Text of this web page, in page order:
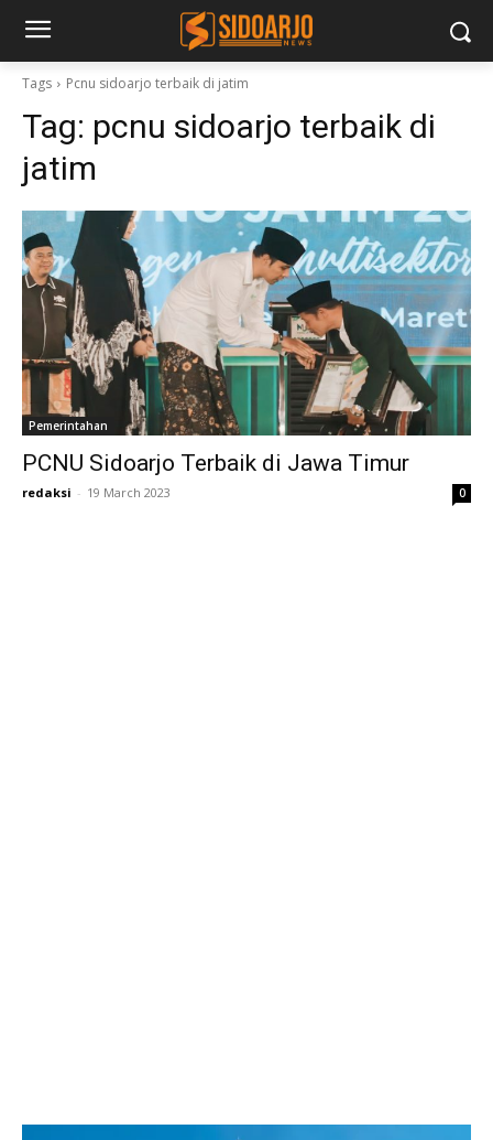
Tags Pcnu sidoarjo terbaik di jatim
Tag: pcnu sidoarjo terbaik di
jatim
Pemerintahan
PCNU Sidoarjo Terbaik di Jawa Timur
redaksi - 19 March 2023 0